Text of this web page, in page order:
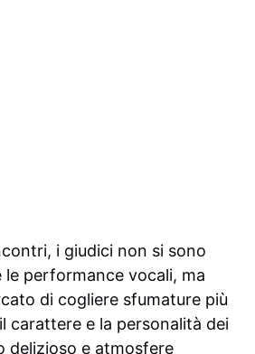
i giudici non si sono
le performance vocali, ma
di cogliere sfumature più
carattere e la personalità dei
delizioso e atmosfere